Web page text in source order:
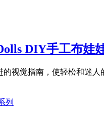
DIY手工布娃
的视觉指南，使轻松和迷
列